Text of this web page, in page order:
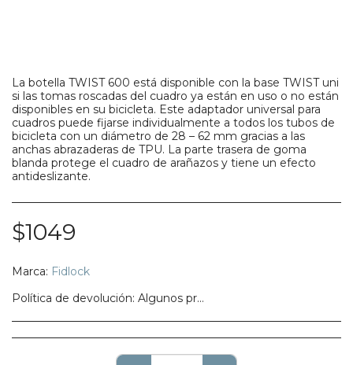
La botella TWIST 600 está disponible con la base TWIST uni
si las tomas roscadas del cuadro ya están en uso o no están
disponibles en su bicicleta. Este adaptador universal para
cuadros puede fijarse individualmente a todos los tubos de
bicicleta con un diámetro de 28 – 62 mm gracias a las
anchas abrazaderas de TPU. La parte trasera de goma
blanda protege el cuadro de arañazos y tiene un efecto
antideslizante.
$1049
Marca: Fidlock
Política de devolución: Algunos productos no califican para ser regresados, te pedimos confirmes bien tu talla, modelo o estilo.